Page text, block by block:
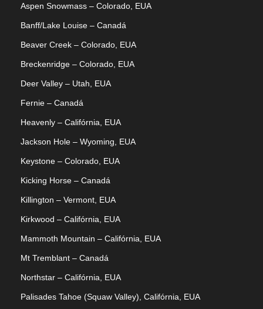
Aspen Snowmass – Colorado, EUA
Banff/Lake Louise – Canadá
Beaver Creek – Colorado, EUA
Breckenridge – Colorado, EUA
Deer Valley – Utah, EUA
Fernie – Canadá
Heavenly – Califórnia, EUA
Jackson Hole – Wyoming, EUA
Keystone – Colorado, EUA
Kicking Horse – Canadá
Killington – Vermont, EUA
Kirkwood – Califórnia, EUA
Mammoth Mountain – Califórnia, EUA
Mt Tremblant – Canadá
Northstar – Califórnia, EUA
Palisades Tahoe (Squaw Valley), Califórnia, EUA